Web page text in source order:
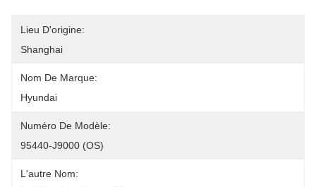
Lieu D'origine:
Shanghai
Nom De Marque:
Hyundai
Numéro De Modèle:
95440-J9000 (OS)
L'autre Nom: